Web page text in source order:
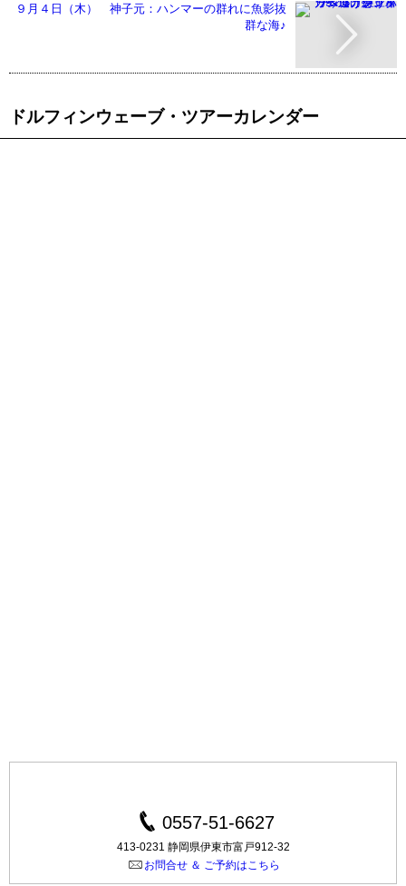
９月４日（木） 神子元：ハンマーの群れに魚影抜
群な海♪
ドルフィンウェーブ・ツアーカレンダー
0557-51-6627
413-0231 静岡県伊東市富戸912-32
お問合せ ＆ ご予約はこちら